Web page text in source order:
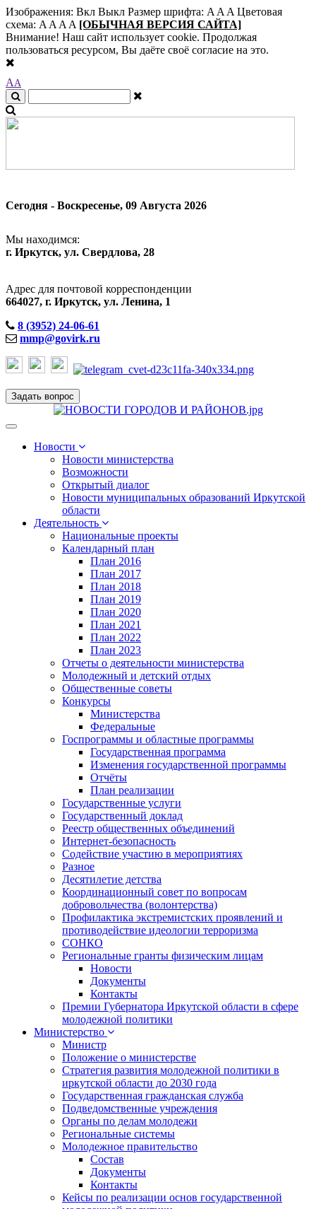
Изображения: Вкл Выкл Размер шрифта: A A A Цветовая
схема: A A A A [ОБЫЧНАЯ ВЕРСИЯ САЙТА]
Внимание! Наш сайт использует cookie. Продолжая
пользоваться ресурсом, Вы даёте своё согласие на это.
AA
Сегодня - Воскресенье, 09 Августа 2026
Мы находимся:
г. Иркутск, ул. Свердлова, 28
Адрес для почтовой корреспонденции
664027, г. Иркутск, ул. Ленина, 1
8 (3952) 24-06-61
mmp@govirk.ru
Задать вопрос
Toggle
navigationНовости
Новости министерства
Возможности
Открытый диалог
Новости муниципальных образований Иркутской
области
Деятельность
Национальные проекты
Календарный план
План 2016
План 2017
План 2018
План 2019
План 2020
План 2021
План 2022
План 2023
Отчеты о деятельности министерства
Молодежный и детский отдых
Общественные советы
Конкурсы
Министерства
Федеральные
Госпрограммы и областные программы
Государственная программа
Изменения государственной программы
Отчёты
План реализации
Государственные услуги
Государственный доклад
Реестр общественных объединений
Интернет-безопасность
Содействие участию в мероприятиях
Разное
Десятилетие детства
Координационный совет по вопросам
добровольчества (волонтерства)
Профилактика экстремистских проявлений и
противодействие идеологии терроризма
СОНКО
Региональные гранты физическим лицам
Новости
Документы
Контакты
Премии Губернатора Иркутской области в сфере
молодежной политики
Министерство
Министр
Положение о министерстве
Стратегия развития молодежной политики в
иркутской области до 2030 года
Государственная гражданская служба
Подведомственные учреждения
Органы по делам молодежи
Региональные системы
Молодежное правительство
Состав
Документы
Контакты
Кейсы по реализации основ государственной